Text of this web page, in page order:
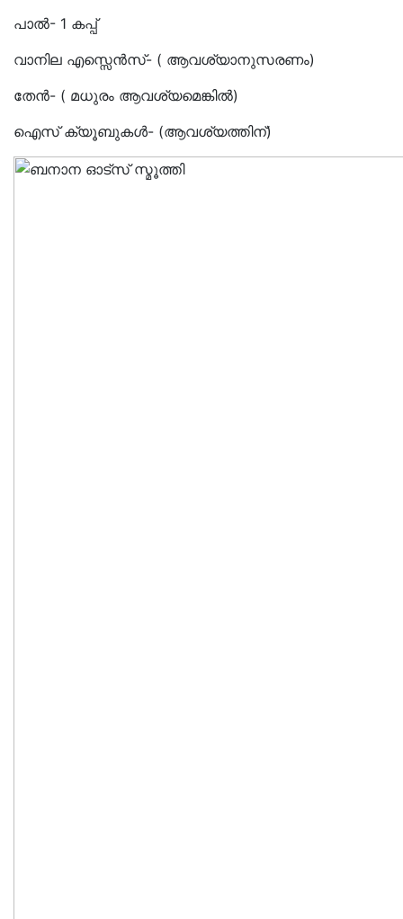
പാൽ- 1 കപ്പ്
വാനില എസ്സെൻസ്‌- ( ആവശ്യാനുസരണം)
തേൻ- ( മധുരം ആവശ്യമെങ്കിൽ)
ഐസ് ക്യൂബുകൾ- (ആവശ്യത്തിന്)